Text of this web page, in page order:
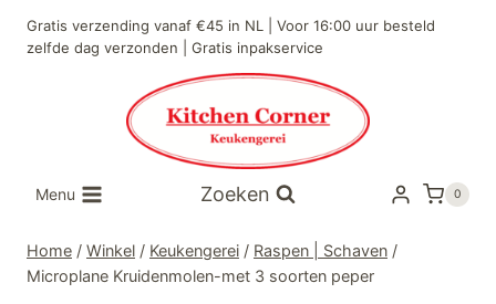
naar
Gratis verzending vanaf €45 in NL | Voor 16:00 uur besteld
zelfde dag verzonden | Gratis inpakservice
Menu Zoeken 0
Home / Winkel / Keukengerei / Raspen | Schaven /
Microplane Kruidenmolen-met 3 soorten peper